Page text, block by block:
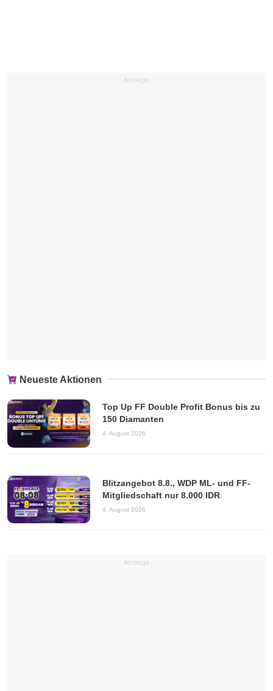
Anzeige
Neueste Aktionen
Top Up FF Double Profit Bonus bis zu
150 Diamanten
4. August 2026
Blitzangebot 8.8., WDP ML- und FF-
Mitgliedschaft nur 8.000 IDR
4. August 2026
Anzeige